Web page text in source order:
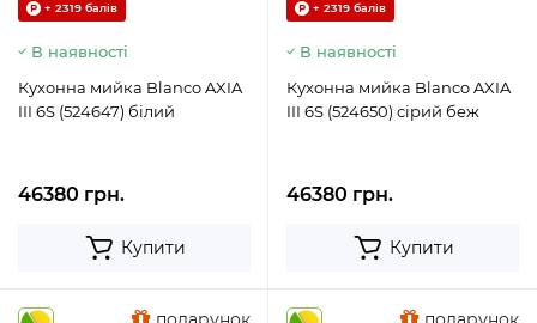
+ 2319 балів
В наявності
Кухонна мийка Blanco AXIA
III 6S (524647) білий
46380 грн.
Купити
+ 2319 балів
В наявності
Кухонна мийка Blanco AXIA
III 6S (524650) сірий беж
46380 грн.
Купити